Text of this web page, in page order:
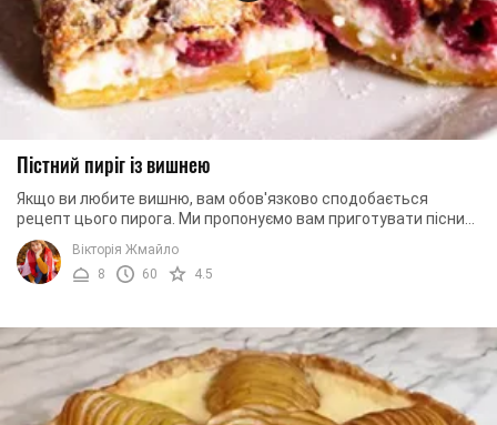
Пістний пиріг із вишнею
Якщо ви любите вишню, вам обов'язково сподобається
рецепт цього пирога. Ми пропонуємо вам приготувати пісний
пиріг із вишнею. У рецепті немає яєць, ...
Вікторія Жмайло
8
60 4.5